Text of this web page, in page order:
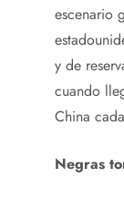
escenario
y de
cuando
China
Negras